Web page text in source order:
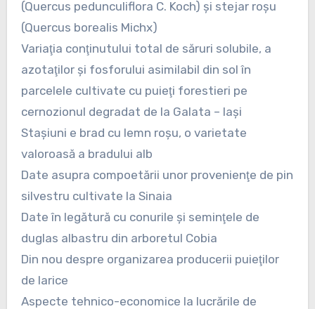
(Quercus pedunculiflora C. Koch) şi stejar roşu
(Quercus borealis Michx)
Variaţia conţinutului total de săruri solubile, a
azotaţilor şi fosforului asimilabil din sol în
parcelele cultivate cu puieţi forestieri pe
cernozionul degradat de la Galata – Iaşi
Staşiuni e brad cu lemn roşu, o varietate
valoroasă a bradului alb
Date asupra compoetării unor provenienţe de pin
silvestru cultivate la Sinaia
Date în legătură cu conurile şi seminţele de
duglas albastru din arboretul Cobia
Din nou despre organizarea producerii puieţilor
de larice
Aspecte tehnico-economice la lucrările de